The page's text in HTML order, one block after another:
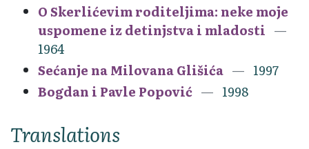
O Skerlićevim roditeljima: neke moje
uspomene iz detinjstva i mladosti
1964
Sećanje na Milovana Glišića
1997
Bogdan i Pavle Popović
1998
Translations